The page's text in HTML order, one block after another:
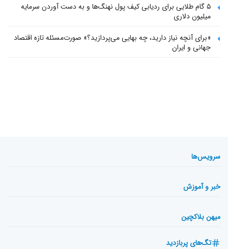
۵ گام طلایی برای ردیابی کیف پول‌ نهنگ‌ها و به دست آوردن سرمایه
میلیون دلاری
«برای آنچه نیاز دارید، چه بهایی می‌پردازید؟» صورت‌مسئله تازه اقتصاد
جهانی و ایران
سرویس‌ها
خبر و آموزش
میهن بلاکچین
تگ‌های پربازدید